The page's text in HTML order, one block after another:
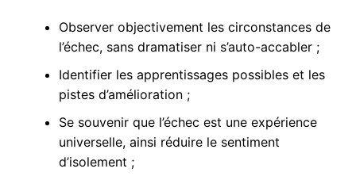
Observer objectivement les circonstances de
l’échec, sans dramatiser ni s’auto-accabler ;
Identifier les apprentissages possibles et les
pistes d’amélioration ;
Se souvenir que l’échec est une expérience
universelle, ainsi réduire le sentiment
d’isolement ;